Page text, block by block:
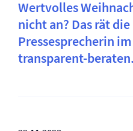
Wertvolles
nicht an? Das rät die
Pressesprecherin
transparent-